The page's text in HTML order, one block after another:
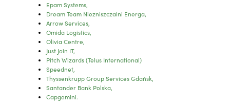
Epam Systems,
Dream Team Niezniszczalni Energa,
Arrow Services,
Omida Logistics,
Olivia Centre,
Just Join IT,
Pitch Wizards (Telus International)
Speednet,
Thyssenkrupp Group Services Gdańsk,
Santander Bank Polska,
Capgemini.